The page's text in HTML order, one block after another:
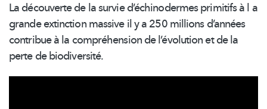
La découverte de la survied’échinodermesprimitifs à l a
grande extinction massive il y a 250 millions d’années
contribue à la compréhensiondel’évolution et de la
perte debiodiversité.